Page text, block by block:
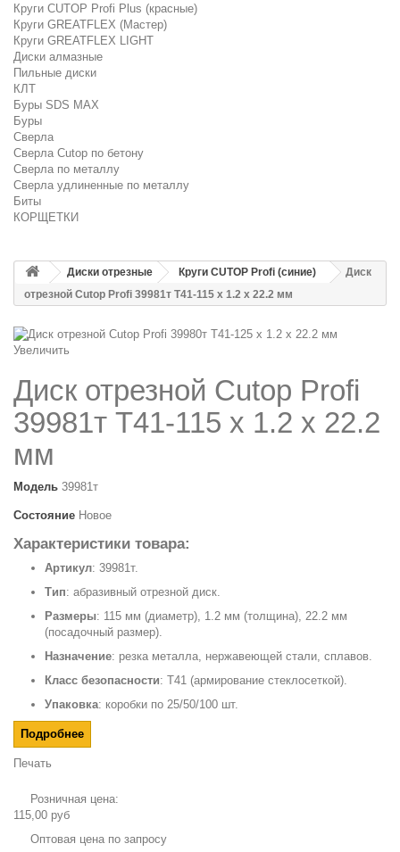
Круги CUTOP Profi Plus (красные)
Круги GREATFLEX (Мастер)
Круги GREATFLEX LIGHT
Диски алмазные
Пильные диски
КЛТ
Буры SDS MAX
Буры
Сверла
Сверла Cutop по бетону
Сверла по металлу
Сверла удлиненные по металлу
Биты
КОРЩЕТКИ
Диски отрезные Круги CUTOP Profi (синие)
Диск
отрезной Cutop Profi 39981т Т41-115 х 1.2 х 22.2 мм
Увеличить
Диск отрезной Cutop Profi
39981т Т41-115 х 1.2 х 22.2
мм
Модель 39981т
Состояние Новое
Характеристики товара:
Артикул: 39981т.
Тип: абразивный отрезной диск.
Размеры: 115 мм (диаметр), 1.2 мм (толщина), 22.2 мм
(посадочный размер).
Назначение: резка металла, нержавеющей стали, сплавов.
Класс безопасности: Т41 (армирование стеклосеткой).
Упаковка: коробки по 25/50/100 шт.
Подробнее
Печать
Розничная цена:
115,00 руб
Оптовая цена по запросу